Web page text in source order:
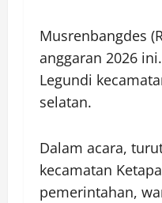
Musrenbangdes
anggaran 2026
Legundi
selatan.
Dalam acara,
kecamatan
pemerintahan,